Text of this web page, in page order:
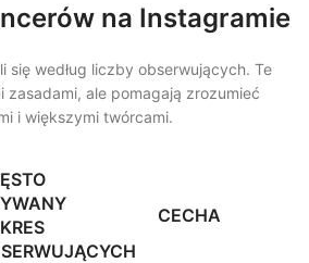
na Instagramie
się według liczby obserwujących. Te
zasadami, ale pomagają zrozumieć
i większymi twórcami.
CECHA